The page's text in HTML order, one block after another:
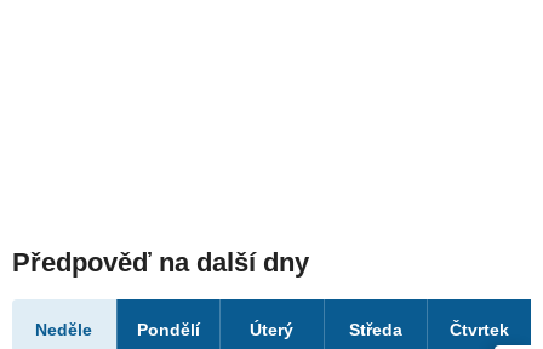
Předpověď na další dny
Neděle Pondělí Úterý Středa Čtvrtek